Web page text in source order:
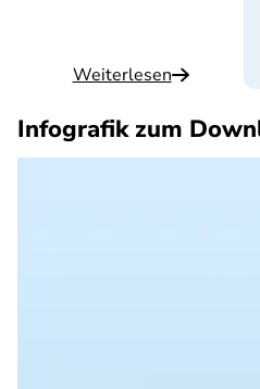
Weiterlesen
Infografik zum